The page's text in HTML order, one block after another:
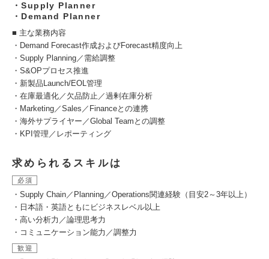
・Supply Planner
・Demand Planner
■ 主な業務内容
・Demand Forecast作成およびForecast精度向上
・Supply Planning／需給調整
・S&OPプロセス推進
・新製品Launch/EOL管理
・在庫最適化／欠品防止／過剰在庫分析
・Marketing／Sales／Financeとの連携
・海外サプライヤー／Global Teamとの調整
・KPI管理／レポーティング
求められるスキルは
必須
・Supply Chain／Planning／Operations関連経験（目安2～3年以上）
・日本語・英語ともにビジネスレベル以上
・高い分析力／論理思考力
・コミュニケーション能力／調整力
歓迎